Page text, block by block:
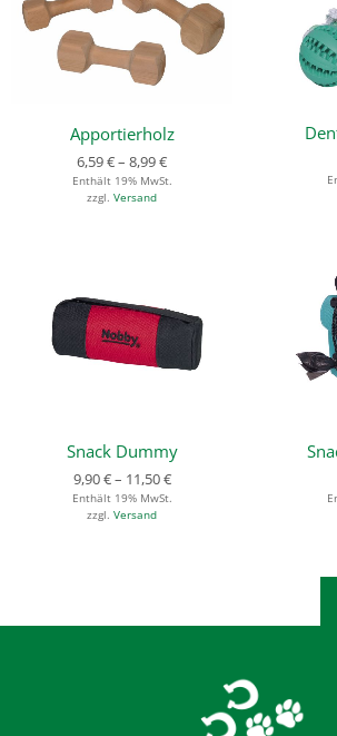
Apportierholz
6,59€– 8,99€
Enthält 19% MwSt.
zzgl. Versand
Snack Dummy
9,90€– 11,50€
Enthält 19% MwSt.
zzgl. Versand